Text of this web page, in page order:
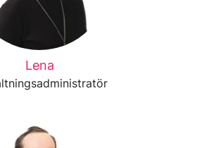
Lena